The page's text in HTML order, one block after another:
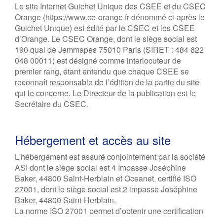
Le site Internet Guichet Unique des CSEE et du CSEC
Orange (https://www.ce-orange.fr dénommé ci-après le
Guichet Unique) est édité par le CSEC et les CSEE
d’Orange. Le CSEC Orange, dont le siège social est
190 quai de Jemmapes 75010 Paris (SIRET : 484 622
048 00011) est désigné comme interlocuteur de
premier rang, étant entendu que chaque CSEE se
reconnaît responsable de l’édition de la partie du site
qui le concerne. Le Directeur de la publication est le
Secrétaire du CSEC.
Hébergement et accès au site
L'hébergement est assuré conjointement par la société
ASI dont le siège social est 4 Impasse Joséphine
Baker, 44800 Saint-Herblain et Oceanet, certifié ISO
27001, dont le siège social est 2 impasse Joséphine
Baker, 44800 Saint-Herblain.
La norme ISO 27001 permet d’obtenir une certification